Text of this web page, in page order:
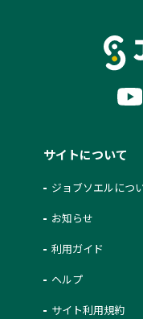
サイトについて
ジョブソエルにつ
お知らせ
利用ガイド
ヘルプ
サイト利用規約